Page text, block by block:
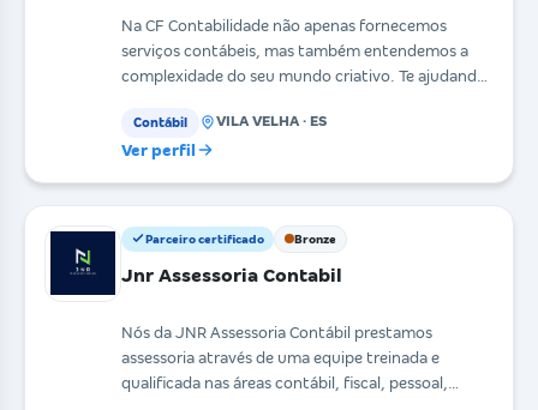
Na CF Contabilidade não apenas fornecemos
serviços contábeis, mas também entendemos a
complexidade do seu mundo criativo. Te ajudando
Contábil VILA VELHA · ES
Ver perfil
Parceiro certificado Bronze
Jnr Assessoria Contabil
Nós da JNR Assessoria Contábil prestamos
assessoria através de uma equipe treinada e
qualificada nas áreas contábil, fiscal, pessoal,